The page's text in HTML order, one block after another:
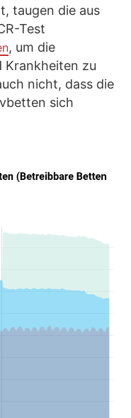
taugen die aus
Test
, um die
Krankheiten zu
nicht, dass die
sich